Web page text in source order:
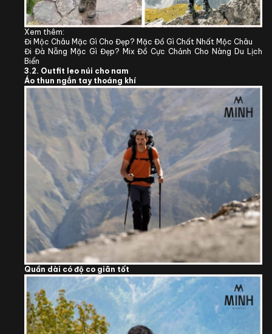
Xem thêm:
Đi Mộc Châu Mặc Gì Cho Đẹp? Mặc Đồ Gì Chất Nhất Mộc Châu
Đi Đà Nẵng Mặc Gì Đẹp? Mix Đồ Cực Chảnh Cho Nàng Du Lịch
Biển
3.2. Outfit leo núi cho nam
Áo thun ngắn tay thoáng khí
Quần dài có độ co giãn tốt